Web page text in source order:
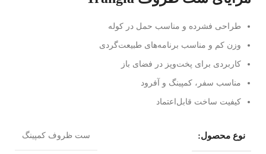
طراحی فشرده و مناسب حمل در کوله
وزن کم و مناسب برنامه‌های طبیعت‌گردی
کاربردی برای پخت‌وپز در فضای باز
مناسب سفر، کمپینگ و آفرود
کیفیت ساخت قابل‌اعتماد
نوع محصول: ست ظروف کمپینگ